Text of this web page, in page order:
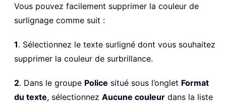
Vous pouvez facilement supprimer la couleur de
surlignage comme suit :
1. Sélectionnez le texte surligné dont vous souhaitez
supprimer la couleur de surbrillance.
2. Dans le groupe Police situé sous l’onglet Format
du texte, sélectionnez Aucune couleur dans la liste